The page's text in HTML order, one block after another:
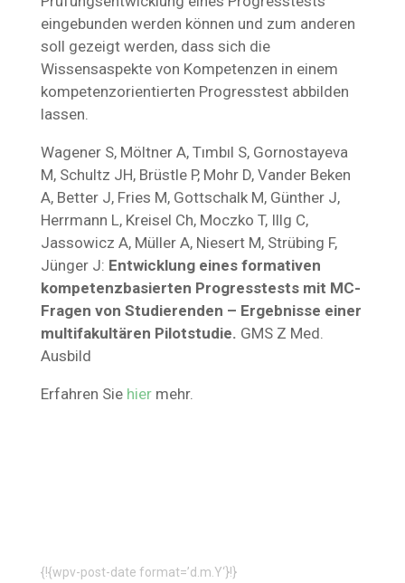
eingebunden werden können und zum anderen
soll gezeigt werden, dass sich die
Wissensaspekte von Kompetenzen in einem
kompetenzorientierten Progresstest abbilden
lassen.
Wagener S, Möltner A, Tımbıl S, Gornostayeva
M, Schultz JH, Brüstle P, Mohr D, Vander Beken
A, Better J, Fries M, Gottschalk M, Günther J,
Herrmann L, Kreisel Ch, Moczko T, Illg C,
Jassowicz A, Müller A, Niesert M, Strübing F,
Jünger J: Entwicklung eines formativen
kompetenzbasierten Progresstests mit MC-
Fragen von Studierenden – Ergebnisse einer
multifakultären Pilotstudie. GMS Z Med.
Ausbild
Erfahren Sie hiermehr.
{!{wpv-post-date format=’d.m.Y‘}!}